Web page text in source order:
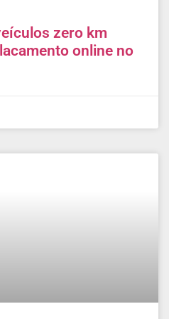
zero km
online no